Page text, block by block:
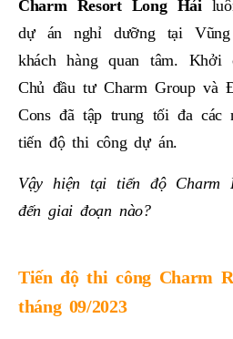
Charm Resort Long Hải
dự án nghỉ dưỡng tại
khách hàng quan tâm.
Chủ đầu tư Charm Group và
Cons đã tập trung tối đa các
tiến độ thi công dự án.
Vậy hiện tại tiến độ Charm
đến giai đoạn nào?
Tiến độ thi công Charm
tháng 09/2023